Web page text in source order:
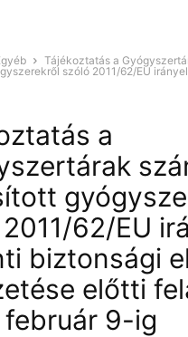
Tájékoztatás a
szóló 2011/62/EU
a
62/EU
biztonsági
előtti
február 9-ig